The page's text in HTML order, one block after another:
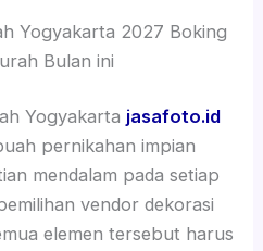
Yogyakarta 2027 Boking
Bulan ini
Yogyakarta jasafoto.id
pernikahan impian
mendalam pada setiap
vendor dekorasi
elemen tersebut harus